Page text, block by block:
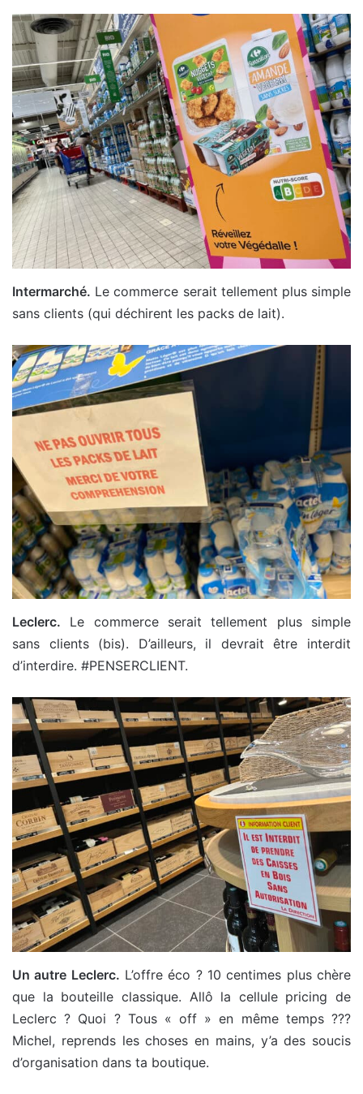
Intermarché. Le commerce serait tellement plus simple
sans clients (qui déchirent les packs de lait).
Leclerc. Le commerce serait tellement plus simple
sans clients (bis). D’ailleurs, il devrait être interdit
d’interdire. #PENSERCLIENT.
Un autre Leclerc. L’offre éco ? 10 centimes plus chère
que la bouteille classique. Allô la cellule pricing de
Leclerc ? Quoi ? Tous « off » en même temps ???
Michel, reprends les choses en mains, y’a des soucis
d’organisation dans ta boutique.